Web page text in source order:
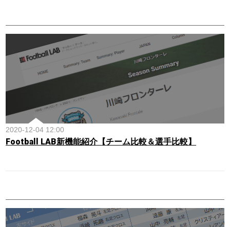
2020-12-04 12:00
Football LAB新機能紹介【チーム比較＆選手比較】